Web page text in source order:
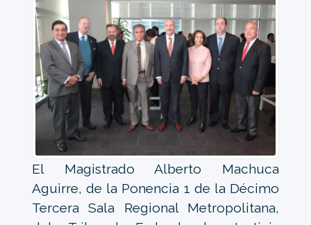
El Magistrado Alberto Machuca
Aguirre, de la Ponencia 1 de la Décimo
Tercera Sala Regional Metropolitana,